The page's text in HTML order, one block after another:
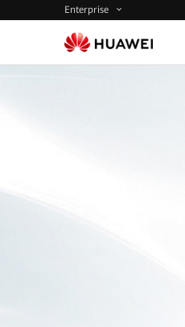
Enterprise